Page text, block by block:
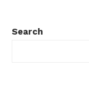
Search